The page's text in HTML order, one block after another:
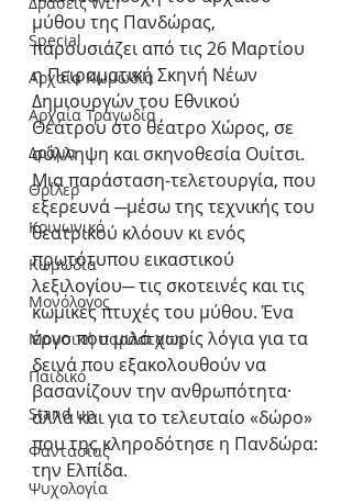
Special
Αρχαία Κωμωδία
Αρχαία Τραγωδία
Δράμα
Θρίλερ
Κοινωνικό
Κωμωδία
Μονόλογος
Μουσική παράσταση
Παιδικό
Stand up
Φαντασίας
Ψυχολογία
μύθου της Πανδώρας,
παρουσιάζει από τις 26 Μαρτίου
η Πειραματική Σκηνή Νέων
Δημιουργών του Εθνικού
Θεάτρου στο θέατρο Χώρος, σε
σύλληψη και σκηνοθεσία Ουίτσι.
Μια παράσταση-τελετουργία, που
εξερευνά ─μέσω της τεχνικής του
θεατρικού κλόουν κι ενός
πρωτότυπου εικαστικού
λεξιλογίου─ τις σκοτεινές και τις
κωμικές πτυχές του μύθου. Ένα
έργο που μιλά χωρίς λόγια για τα
δεινά που εξακολουθούν να
βασανίζουν την ανθρωπότητα·
αλλά και για το τελευταίο «δώρο»
που της κληροδότησε η Πανδώρα:
την Ελπίδα.